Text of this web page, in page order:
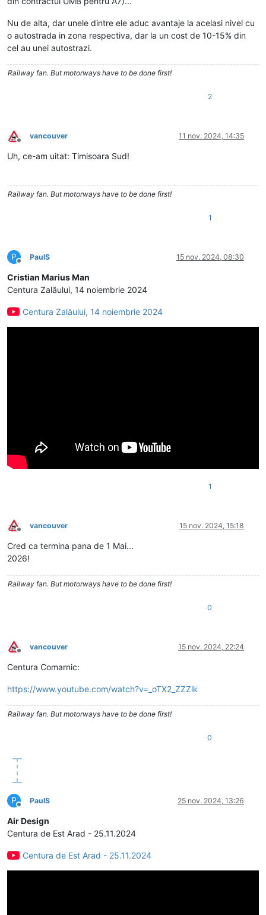
Nu de alta, dar unele dintre ele aduc avantaje la acelasi nivel cu
o autostrada in zona respectiva, dar la un cost de 10-15% din
cel au unei autostrazi.
Railway fan. But motorways have to be done first!
2
Deconectat
vancouver 11 nov. 2024, 14:35
Uh, ce-am uitat: Timisoara Sud!
Railway fan. But motorways have to be done first!
1
P
Deconectat
PaulS 15 nov. 2024, 08:30
Cristian Marius Man
Centura Zalăului, 14 noiembrie 2024
Centura Zalăului, 14 noiembrie 2024
1
Deconectat
vancouver 15 nov. 2024, 15:18
Cred ca termina pana de 1 Mai...
2026!
Railway fan. But motorways have to be done first!
0
Deconectat
vancouver 15 nov. 2024, 22:24
Centura Comarnic:
https://www.youtube.com/watch?v=_oTX2_ZZZlk
Railway fan. But motorways have to be done first!
0
P
Deconectat
PaulS 25 nov. 2024, 13:26
Air Design
Centura de Est Arad - 25.11.2024
Centura de Est Arad - 25.11.2024